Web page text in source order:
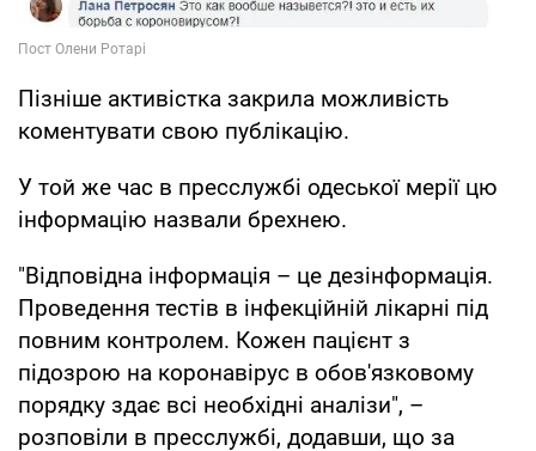
Пізніше активістка закрила можливість
коментувати свою публікацію.
У той же час в пресслужбі одеської мерії цю
інформацію назвали брехнею.
"Відповідна інформація – це дезінформація.
Проведення тестів в інфекційній лікарні під
повним контролем. Кожен пацієнт з
підозрою на коронавірус в обов'язковому
порядку здає всі необхідні аналізи", –
розповіли в пресслужбі, додавши, що за